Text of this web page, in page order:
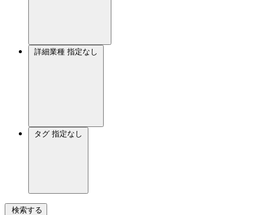
詳細業種 指定なし
タグ 指定なし
検索する